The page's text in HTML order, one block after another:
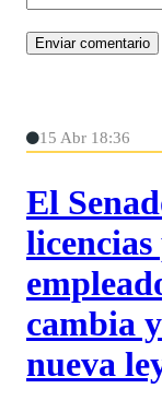
15 Abr 18:36
El
cambia
nueva